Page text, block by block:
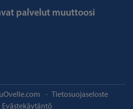
palvelut muuttoosi
- Tietosuojaseloste
Evästekäytäntö